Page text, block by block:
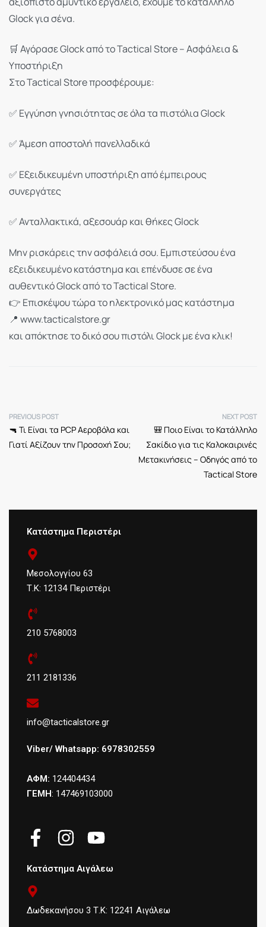
Glock για σένα.
🛒 Αγόρασε Glock από το Tactical Store – Ασφάλεια &
Υποστήριξη
Στο Tactical Store προσφέρουμε:
✅ Εγγύηση γνησιότητας σε όλα τα πιστόλια Glock
✅ Άμεση αποστολή πανελλαδικά
✅ Εξειδικευμένη υποστήριξη από έμπειρους
συνεργάτες
✅ Ανταλλακτικά, αξεσουάρ και θήκες Glock
Μην ρισκάρεις την ασφάλειά σου. Εμπιστεύσου ένα
εξειδικευμένο κατάστημα και επένδυσε σε ένα
αυθεντικό Glock από το Tactical Store.
👉 Επισκέψου τώρα το ηλεκτρονικό μας κατάστημα
📍 www.tacticalstore.gr
και απόκτησε το δικό σου πιστόλι Glock με ένα κλικ!
PREVIOUS POST
🔫 Τι Είναι τα PCP Αεροβόλα και
Γιατί Αξίζουν την Προσοχή Σου;
NEXT POST
🎒 Ποιο Είναι το Κατάλληλο
Σακίδιο για τις Καλοκαιρινές
Μετακινήσεις – Οδηγός από το
Tactical Store
Κατάστημα Περιστέρι
Μεσολογγίου 63
Τ.Κ: 12134 Περιστέρι
210 5768003
211 2181336
info@tacticalstore.gr
Viber/ Whatsapp: 6978302559
ΑΦΜ: 124404434
ΓΕΜΗ: 147469103000
Κατάστημα Αιγάλεω
Δωδεκανήσου 3 Τ.Κ: 12241 Αιγάλεω